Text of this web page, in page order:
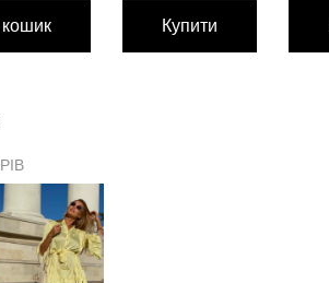
виробу
від плечового шву
Обхват талії
Обхват стегон
Купити